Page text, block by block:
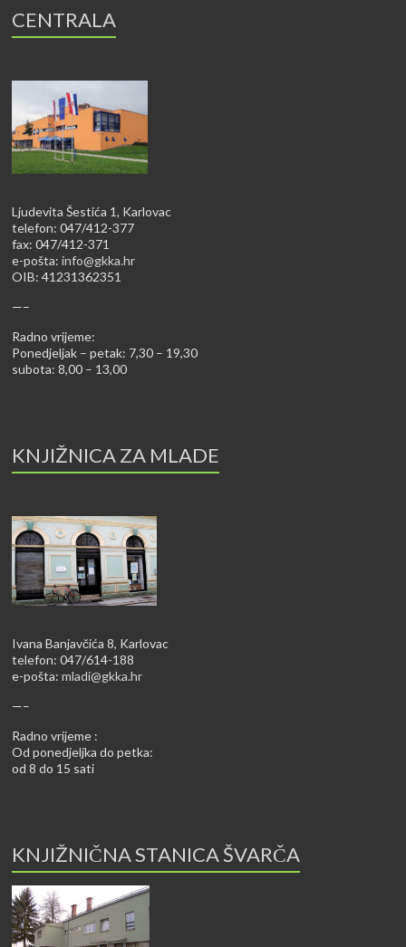
CENTRALA
Ljudevita Šestića 1, Karlovac
telefon: 047/412-377
fax: 047/412-371
e-pošta:info@gkka.hr
OIB: 41231362351
—–
Radno vrijeme:
Ponedjeljak – petak: 7,30 – 19,30
subota: 8,00 – 13,00
KNJIŽNICA ZA MLADE
Ivana Banjavčića 8, Karlovac
telefon: 047/614-188
e-pošta:mladi@gkka.hr
—–
Radno vrijeme :
Od ponedjeljka do petka:
od 8 do 15 sati
KNJIŽNIČNA STANICA ŠVARČA